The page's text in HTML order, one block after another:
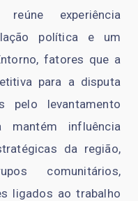
experiência
política e um
fatores que a
para a disputa
pelo levantamento
mantém influência
da região,
comunitários,
ligados ao trabalho